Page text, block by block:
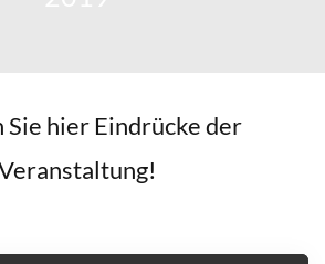
Sie hier Eindrücke der